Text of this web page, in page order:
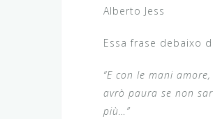
Alberto Jess
Essa frase debaixo
“E con le mani
avrò paura se non
più…”